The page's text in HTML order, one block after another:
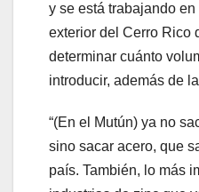
y se está trabajando
exterior del Cerro Rico
determinar cuánto
introducir, además de
“(En el Mutún) ya no
sino sacar acero, que
país. También, lo más